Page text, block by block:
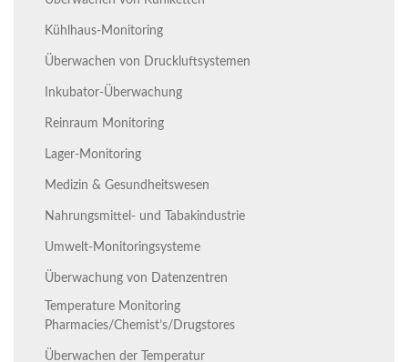
Kühlhaus-Monitoring
Überwachen von Druckluftsystemen
Inkubator-Überwachung
Reinraum Monitoring
Lager-Monitoring
Medizin & Gesundheitswesen
Nahrungsmittel- und Tabakindustrie
Umwelt-Monitoringsysteme
Überwachung von Datenzentren
Temperature Monitoring
Pharmacies/Chemist’s/Drugstores
Überwachen der Temperatur